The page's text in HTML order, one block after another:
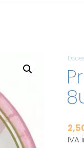
IVA